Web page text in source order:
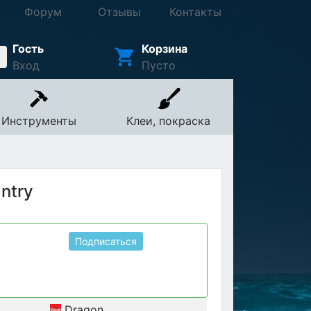
Форум Отзывы Контакты
Гость
Вход
Корзина
Пусто
Инструменты Клеи, покраска
Подписаться